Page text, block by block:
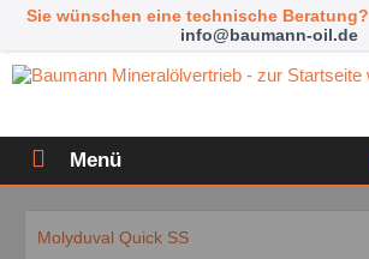
Sie wünschen eine technische Beratung?
info@baumann-oil.de
Menü
Molyduval Quick SS